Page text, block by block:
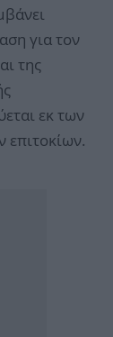
για τον
της
εκ των
επιτοκίων.